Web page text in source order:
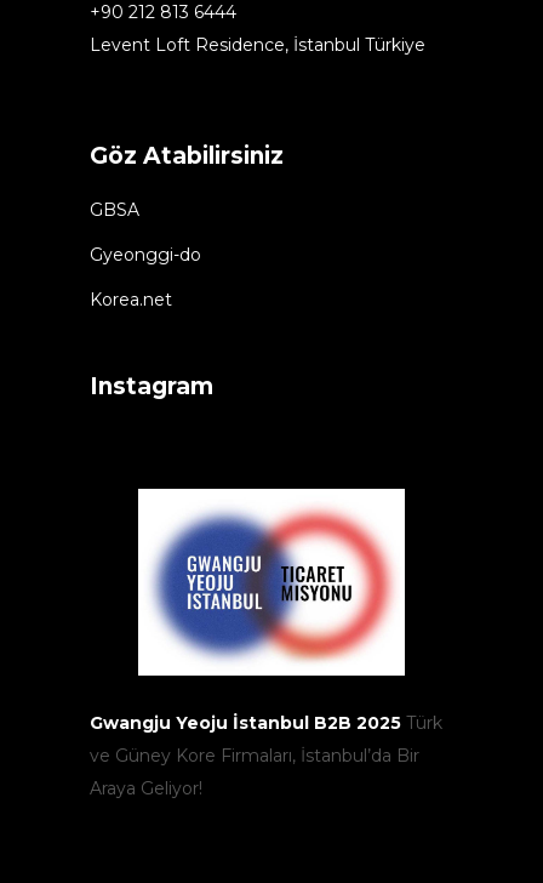
+90 212 813 6444
Levent Loft Residence, İstanbul Türkiye
Göz Atabilirsiniz
GBSA
Gyeonggi-do
Korea.net
Instagram
Gwangju Yeoju İstanbul B2B 2025 Türk
ve Güney Kore Firmaları, İstanbul’da Bir
Araya Geliyor!